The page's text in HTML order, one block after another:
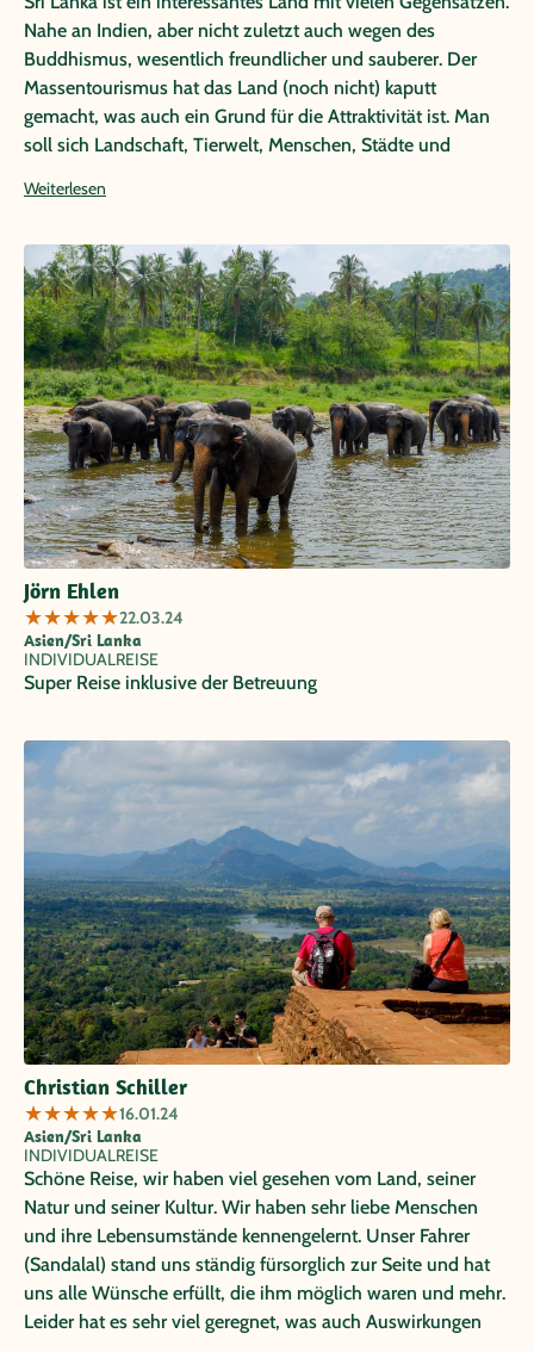
Nahe an Indien, aber nicht zuletzt auch wegen des
Buddhismus, wesentlich freundlicher und sauberer. Der
Massentourismus hat das Land (noch nicht) kaputt
gemacht, was auch ein Grund für die Attraktivität ist. Man
soll sich Landschaft, Tierwelt, Menschen, Städte und
anschauen. Ayurveda, Yoga und Meditation sind auch zu
Weiterlesen
Jörn Ehlen
★★★★★22.03.24
Asien/Sri Lanka
INDIVIDUALREISE
Super Reise inklusive der Betreuung
Christian Schiller
★★★★★16.01.24
Asien/Sri Lanka
INDIVIDUALREISE
Schöne Reise, wir haben viel gesehen vom Land, seiner
Natur und seiner Kultur. Wir haben sehr liebe Menschen
und ihre Lebensumstände kennengelernt. Unser Fahrer
(Sandalal) stand uns ständig fürsorglich zur Seite und hat
uns alle Wünsche erfüllt, die ihm möglich waren und mehr.
Leider hat es sehr viel geregnet, was auch Auswirkungen